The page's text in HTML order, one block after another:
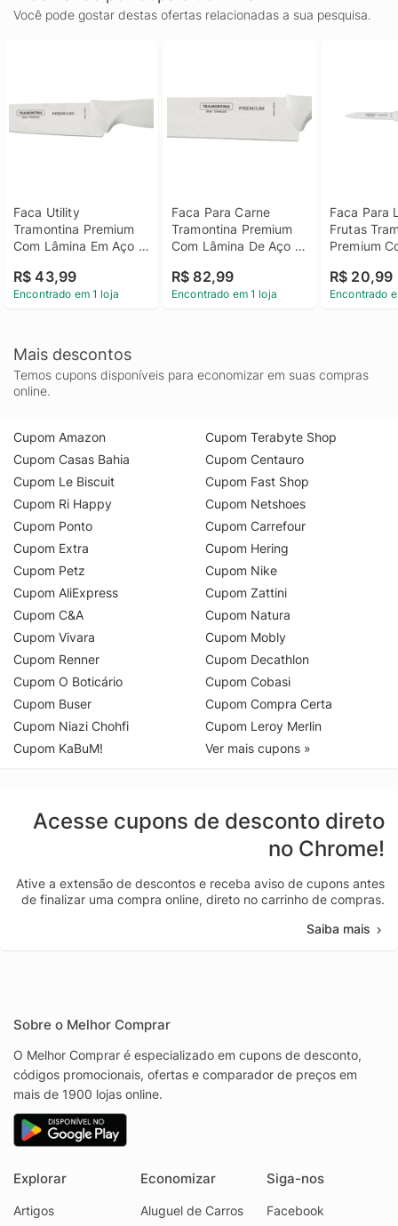
Você pode gostar destas ofertas relacionadas a sua pesquisa.
Faca Utility
Tramontina Premium
Com Lâmina Em Aço
Polipropileno Branco
6"
R$ 43,99
Encontrado em 1 loja
Faca Para Carne
Tramontina Premium
Com Lâmina De Aço
Polipropileno Branco
10"
R$ 82,99
Encontrado em 1 loja
Faca Para
Frutas
Premium
De
Branco 4"
R$ 20,99
Encontrado
Mais descontos
Temos cupons disponíveis para economizar em suas compras
online.
Cupom Amazon
Cupom Casas Bahia
Cupom Le Biscuit
Cupom Ri Happy
Cupom Ponto
Cupom Extra
Cupom Petz
Cupom AliExpress
Cupom C&A
Cupom Vivara
Cupom Renner
Cupom O Boticário
Cupom Buser
Cupom Niazi Chohfi
Cupom KaBuM!
Cupom Terabyte Shop
Cupom Centauro
Cupom Fast Shop
Cupom Netshoes
Cupom Carrefour
Cupom Hering
Cupom Nike
Cupom Zattini
Cupom Natura
Cupom Mobly
Cupom Decathlon
Cupom Cobasi
Cupom Compra Certa
Cupom Leroy Merlin
Ver mais cupons »
Acesse cupons de desconto direto
no Chrome!
Ative a extensão de descontos e receba aviso de cupons antes
de finalizar uma compra online, direto no carrinho de compras.
Saiba mais
Sobre o Melhor Comprar
O Melhor Comprar é especializado em cupons de desconto,
códigos promocionais, ofertas e comparador de preços em
mais de 1900 lojas online.
Explorar
Artigos
Economizar
Aluguel de Carros
Siga-nos
Facebook